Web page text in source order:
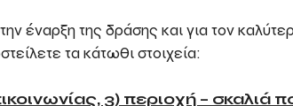
έναρξη της δράσης και για τον
τα κάτωθι στοιχεία:
3) περιοχή – σκαλιά